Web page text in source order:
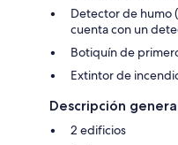
Detector de humo
cuenta con un
Botiquín de
Extintor de
Descripción
2 edificios